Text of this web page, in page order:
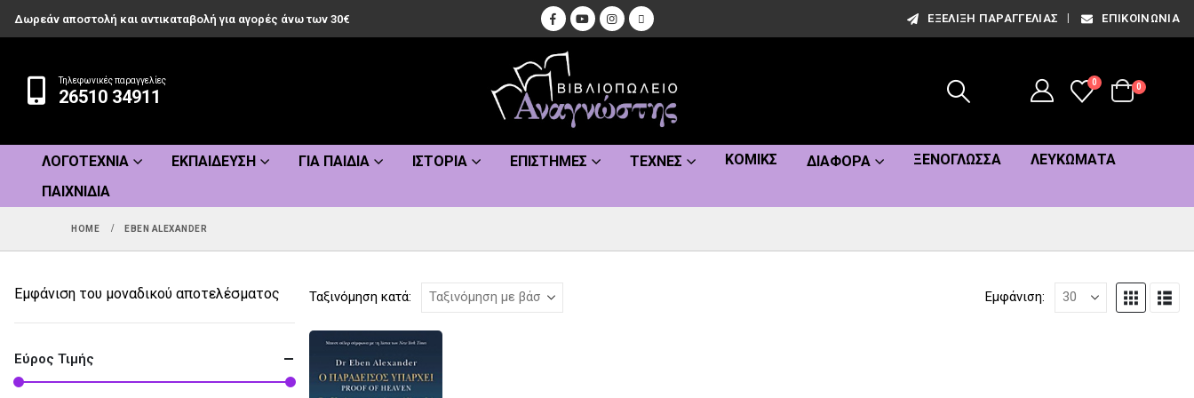
Δωρεάν αποστολή και αντικαταβολή για αγορές άνω των 30€ ΕΞΈΛΙΞΗ ΠΑΡΑΓΓΕΛΊΑΣ ΕΠΙΚΟΙΝΩΝΊΑ
Τηλεφωνικές παραγγελίες
26510 34911
0
0
ΛΟΓΟΤΕΧΝΊΑ ΕΚΠΑΊΔΕΥΣΗ ΓΙΑ ΠΑΙΔΙΆ ΙΣΤΟΡΊΑ ΕΠΙΣΤΉΜΕΣ ΤΈΧΝΕΣ ΚΌΜΙΚΣ ΔΙΆΦΟΡΑ ΞΕΝΌΓΛΩΣΣΑ
ΛΕΥΚΏΜΑΤΑ
ΠΑΙΧΝΊΔΙΑ
HOME EBEN ALEXANDER
Ταξινόμηση κατά: Εμφάνιση:
Εμφάνιση του μοναδικού αποτελέσματος
Εύρος Τιμής